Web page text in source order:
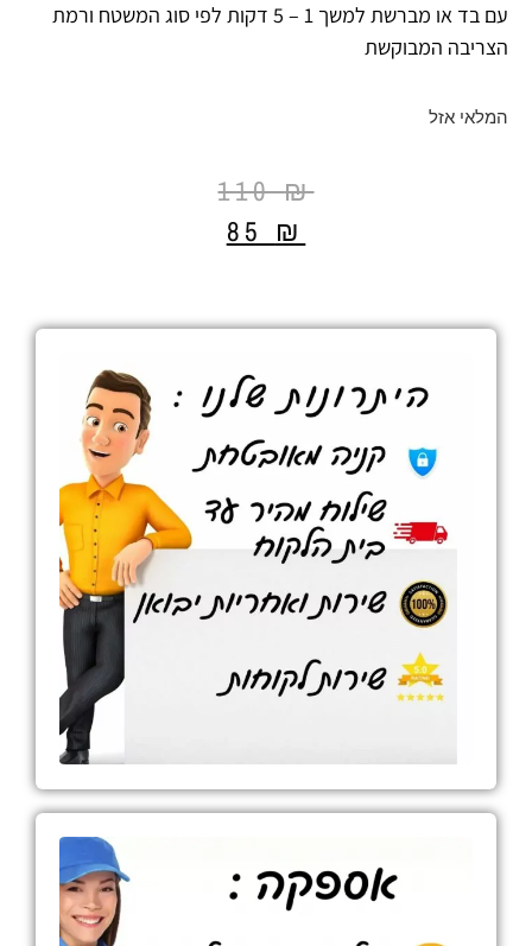
עם בד או מברשת למשך 1 – 5 דקות לפי סוג המשטח ורמת
הצריבה המבוקשת
המלאי אזל
110₪
85 ₪